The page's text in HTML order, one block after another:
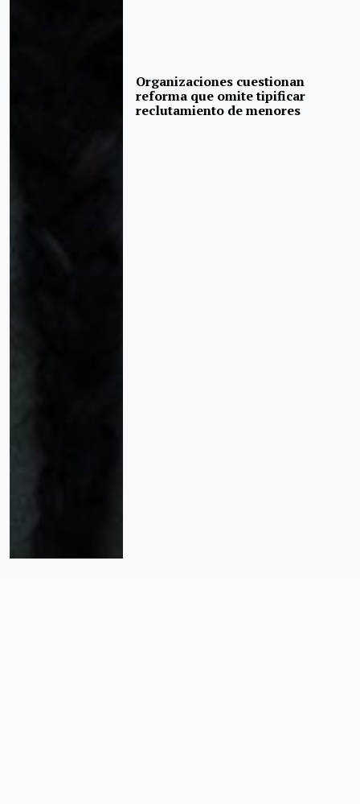
Organizaciones cuestionan
reforma que omite tipificar
reclutamiento de menores